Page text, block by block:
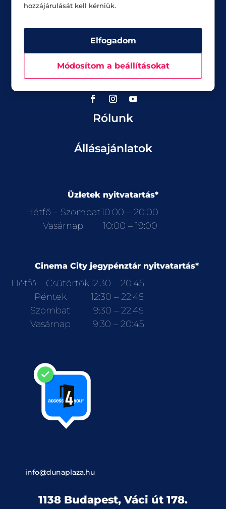
Üzletek
Akciók
Aktualitások
Rólunk
Állásajánlatok
Üzletek nyitvatartás*
Hétfő – Szombat10:00 – 20:00
Vasárnap
10:00 – 19:00
Cinema City jegypénztár nyitvatartás*
Hétfő – Csütörtök12:30 – 20:45
Péntek
12:30 – 22:45
Szombat
9:30 – 22:45
Vasárnap
9:30 – 20:45
info@dunaplaza.hu
1138 Budapest, Váci út 178.
hozzájárulását kell kérniük.
Elfogadom
Módosítom a beállításokat